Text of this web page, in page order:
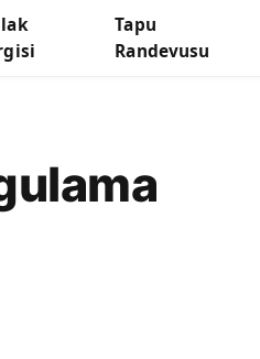
Tapu
Randevusu